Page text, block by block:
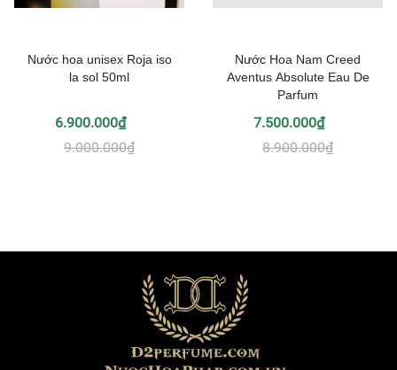
Nước hoa unisex Roja iso
la sol 50ml
6.900.000₫
9.000.000₫
Nước Hoa Nam Creed
Aventus Absolute Eau De
Parfum
7.500.000₫
8.900.000₫